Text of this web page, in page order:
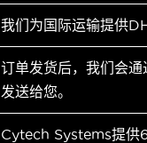
我们为国际运输提供
订单发货后，我们会
发送给您。
Cytech Systems提供